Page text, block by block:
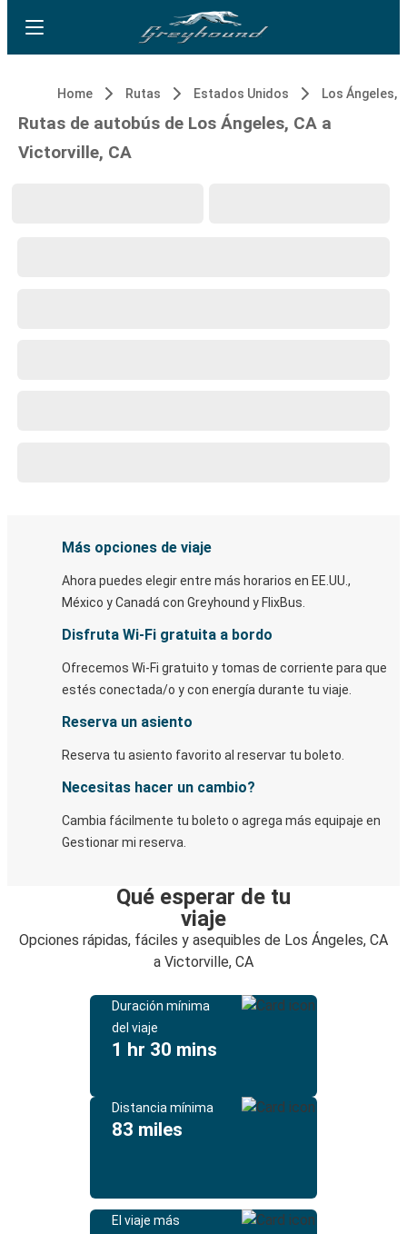
Home Rutas Estados Unidos Los Ángeles,
Rutas de autobús de Los Ángeles, CA a
Victorville, CA
Más opciones de viaje
Ahora puedes elegir entre más horarios en EE.UU.,
México y Canadá con Greyhound y FlixBus.
Disfruta Wi-Fi gratuita a bordo
Ofrecemos Wi-Fi gratuito y tomas de corriente para que
estés conectada/o y con energía durante tu viaje.
Reserva un asiento
Reserva tu asiento favorito al reservar tu boleto.
Necesitas hacer un cambio?
Cambia fácilmente tu boleto o agrega más equipaje en
Gestionar mi reserva.
Qué esperar de tu
viaje
Opciones rápidas, fáciles y asequibles de Los Ángeles, CA
a Victorville, CA
Duración mínima
del viaje
1 hr 30 mins
Distancia mínima
83 miles
El viaje más